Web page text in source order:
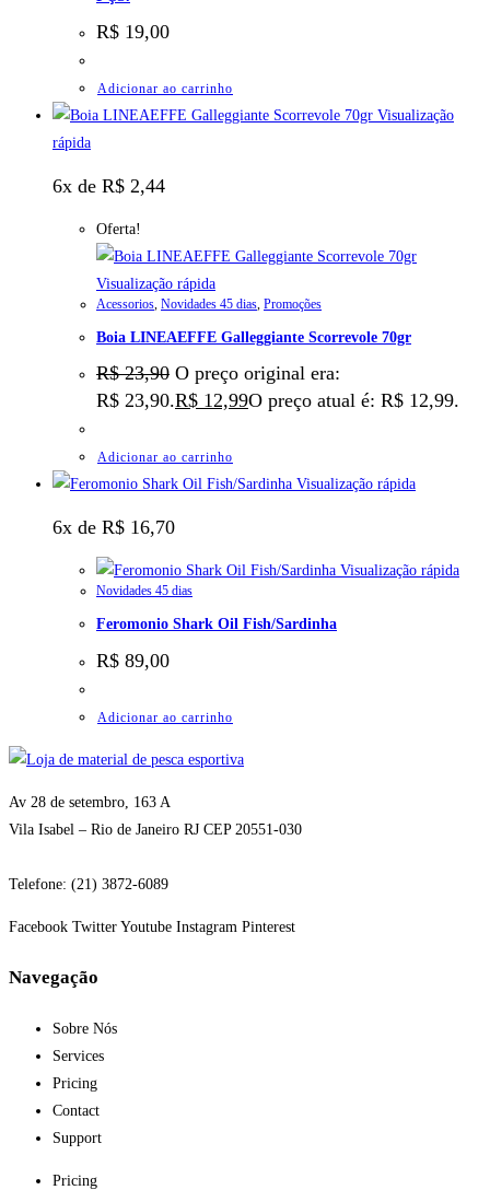
R$ 19,00
Adicionar ao carrinho
Visualização
rápida
6x de R$ 2,44
Oferta!
Visualização rápida
Acessorios, Novidades 45 dias, Promoções
Boia LINEAEFFE Galleggiante Scorrevole 70gr
R$23,90 O preço original era:
R$ 23,90.R$ 12,99O preço atual é: R$ 12,99.
Adicionar ao carrinho
Visualização rápida
6x de R$ 16,70
Visualização rápida
Novidades 45 dias
Feromonio Shark Oil Fish/Sardinha
R$ 89,00
Adicionar ao carrinho
Av 28 de setembro, 163 A
Vila Isabel – Rio de Janeiro RJ CEP 20551-030
Telefone: (21) 3872-6089
Facebook Twitter Youtube Instagram Pinterest
Navegação
Sobre Nós
Services
Pricing
Contact
Support
Pricing